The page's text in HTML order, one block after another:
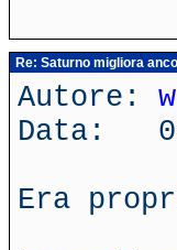
Re: Saturno migliora
Autore:
Data:
Era